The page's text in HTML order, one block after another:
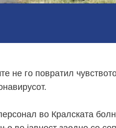
не го повратил
во Кралската